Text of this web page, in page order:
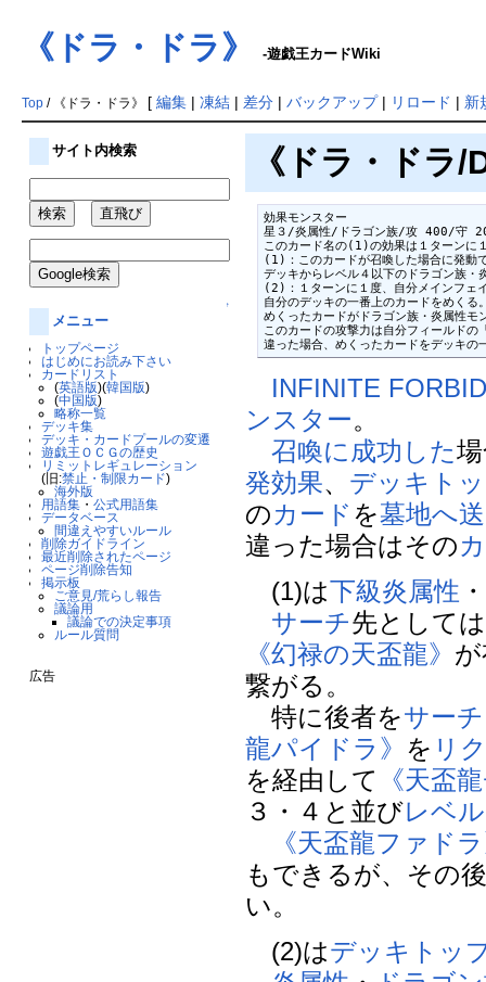
《ドラ・ドラ》 -遊戯王カードWiki
Top/ 《ドラ・ドラ》 [ 編集| 凍結| 差分| バックアップ| リロード | 新
サイト内検索
↑
メニュー
トップページ
はじめにお読み下さい
カードリスト
(英語版)(韓国版)
(中国版)
略称一覧
デッキ集
デッキ・カードプールの変遷
遊戯王ＯＣＧの歴史
リミットレギュレーション
(旧:禁止・制限カード)
海外版
用語集 ・公式用語集
データベース
間違えやすいルール
削除ガイドライン
最近削除されたページ
ページ削除告知
掲示板
ご意見/荒らし報告
議論用
議論での決定事項
ルール質問
広告
《ドラ・ドラ
効果モンスター
星３/炎属性/ドラゴン族/攻 400/守
このカード名の(1)の効果は１ターンに
(1)：このカードが召喚した場合に発動
デッキからレベル４以下のドラゴン族・
(2)：１ターンに１度、自分メインフェ
自分のデッキの一番上のカードをめくる
めくったカードがドラゴン族・炎属性モ
このカードの攻撃力は自分フィールド
違った場合、めくったカードをデッキの
INFINITE
ンスター。
召喚に成功した
発効果、 デッキト
のカード を墓地へ
違った場合はその
(1)は下級炎属性 ・
サーチ先として
《幻禄の天盃龍》
繋がる。
特に後者をサーチ
龍パイドラ》 を リ
を経由して
《天盃
３・４と並びレベル
《天盃龍ファド
もできるが、その
い。
(2)はデッキトッ